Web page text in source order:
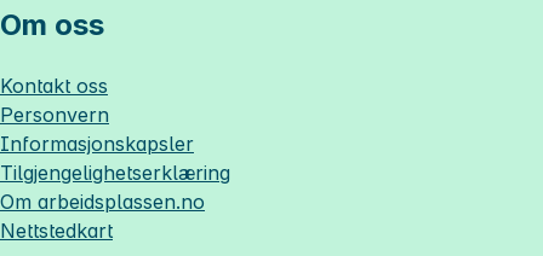
Om oss
Kontakt oss
Personvern
Informasjonskapsler
Tilgjengelighetserklæring
Om arbeidsplassen.no
Nettstedkart